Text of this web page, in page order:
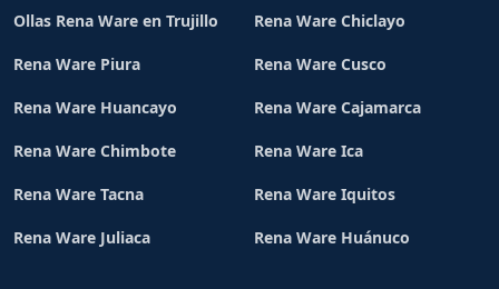
Ollas Rena Ware en Trujillo Rena Ware Chiclayo
Rena Ware Piura Rena Ware Cusco
Rena Ware Huancayo Rena Ware Cajamarca
Rena Ware Chimbote Rena Ware Ica
Rena Ware Tacna Rena Ware Iquitos
Rena Ware Juliaca Rena Ware Huánuco